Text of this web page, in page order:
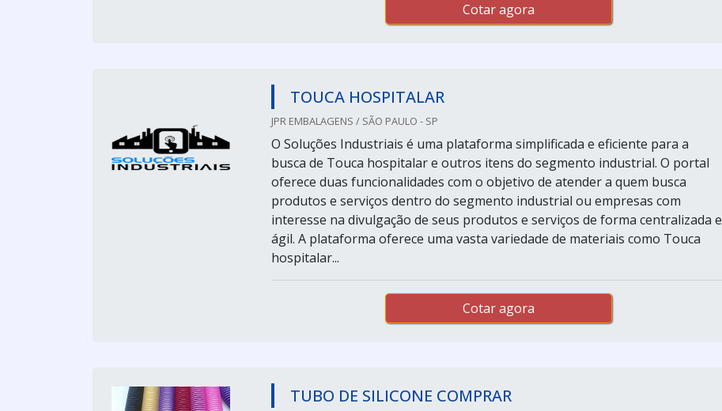
Cotar agora
TOUCA HOSPITALAR
JPR EMBALAGENS / SÃO PAULO - SP
O Soluções Industriais é uma plataforma simplificada e eficiente para a
busca de Touca hospitalar e outros itens do segmento industrial. O portal
oferece duas funcionalidades com o objetivo de atender a quem busca
produtos e serviços dentro do segmento industrial ou empresas com
interesse na divulgação de seus produtos e serviços de forma centralizada e
ágil. A plataforma oferece uma vasta variedade de materiais como Touca
hospitalar...
Cotar agora
TUBO DE SILICONE COMPRAR